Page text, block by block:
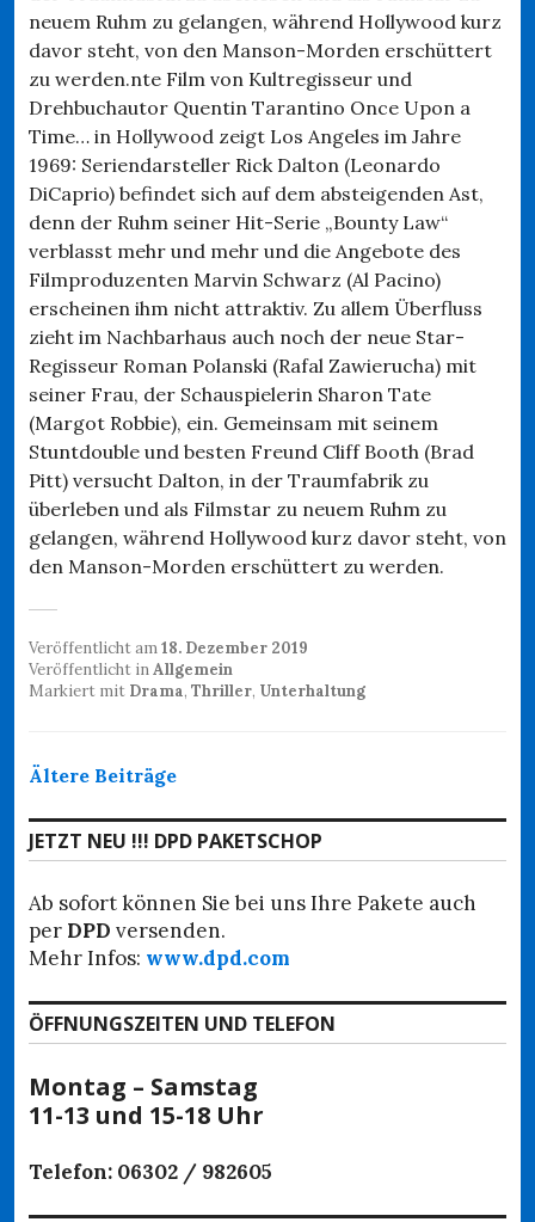
neuem Ruhm zu gelangen, während Hollywood kurz
davor steht, von den Manson-Morden erschüttert
zu werden.nte Film von Kultregisseur und
Drehbuchautor Quentin Tarantino Once Upon a
Time… in Hollywood zeigt Los Angeles im Jahre
1969: Seriendarsteller Rick Dalton (Leonardo
DiCaprio) befindet sich auf dem absteigenden Ast,
denn der Ruhm seiner Hit-Serie „Bounty Law“
verblasst mehr und mehr und die Angebote des
Filmproduzenten Marvin Schwarz (Al Pacino)
erscheinen ihm nicht attraktiv. Zu allem Überfluss
zieht im Nachbarhaus auch noch der neue Star-
Regisseur Roman Polanski (Rafal Zawierucha) mit
seiner Frau, der Schauspielerin Sharon Tate
(Margot Robbie), ein. Gemeinsam mit seinem
Stuntdouble und besten Freund Cliff Booth (Brad
Pitt) versucht Dalton, in der Traumfabrik zu
überleben und als Filmstar zu neuem Ruhm zu
gelangen, während Hollywood kurz davor steht, von
den Manson-Morden erschüttert zu werden.
Veröffentlicht am18. Dezember 2019
Veröffentlicht inAllgemein
Markiert mit Drama, Thriller, Unterhaltung
Beitragsnavigation
Ältere Beiträge
JETZT NEU !!! DPD PAKETSCHOP
Ab sofort können Sie bei uns Ihre Pakete auch
per DPD versenden.
Mehr Infos: www.dpd.com
ÖFFNUNGSZEITEN UND TELEFON
Montag – Samstag
11-13 und 15-18 Uhr
Telefon: 06302 / 982605